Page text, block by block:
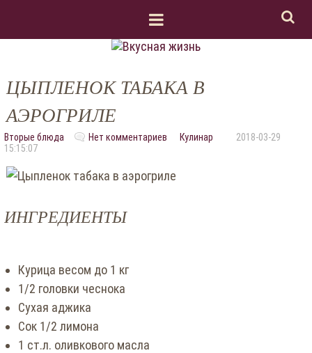
ЦЫПЛЕНОК ТАБАКА В
АЭРОГРИЛЕ
Вторые блюда Нет комментариев Кулинар
2018-03-29
15:15:07
ИНГРЕДИЕНТЫ
Курица весом до 1 кг
1/2 головки чеснока
Сухая аджика
Сок 1/2 лимона
1 ст.л. оливкового масла